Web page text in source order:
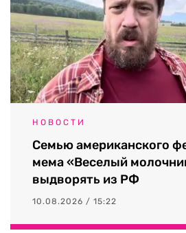
НОВОСТИ
Семью американского
мема «Веселый
выдворять из РФ
10.08.2026 / 15:22